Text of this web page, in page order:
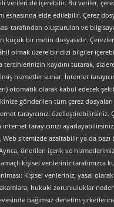
verileri de içerebilir. Bu veriler,
esnasında elde edilebilir. Çerez
tarafından oluşturulan ve
küçük bir metin dosyasıdır.
olmak üzere bir dizi bilgiler
tercihlerinizin kaydını tutarak,
hizmetler sunar. İnternet
otomatik olarak kabul edecek
gönderilen tüm çerez
tarayıcınızı özelleştirebilirsiniz.
tarayıcınızı
Web sitemizde azaltabilir ya da
önerilen içerik ve
kişisel verileriniz tarafımızca
Kişisel verileriniz, yasal olarak
hukuki zorunluluklar
bağımsız denetim